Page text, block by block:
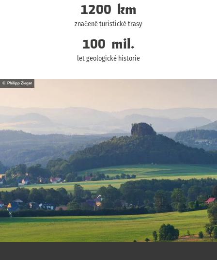
1200 km
značené turistické trasy
100 mil.
let geologické historie
© Philipp Zieger